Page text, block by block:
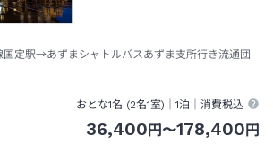
国定駅→あずまシャトルバスあずま支所行き流通団
おとな1名 (2名1室)｜1泊 ｜消費税込
36,400円〜178,400円